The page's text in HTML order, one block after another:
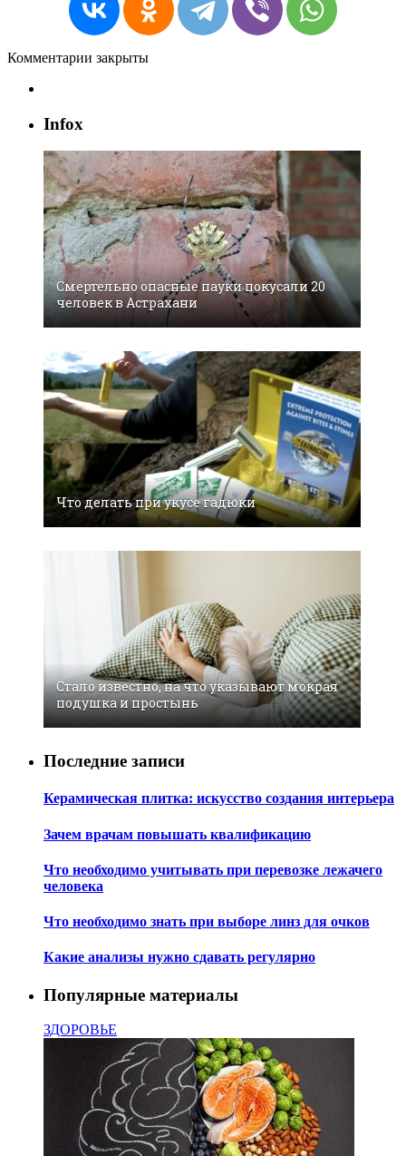
Комментарии закрыты
Infox
Смертельно опасные пауки покусали 20
человек в Астрахани
Что делать при укусе гадюки
Стало известно, на что указывают мокрая
подушка и простынь
Последние записи
Керамическая плитка: искусство создания интерьера
Зачем врачам повышать квалификацию
Что необходимо учитывать при перевозке лежачего
человека
Что необходимо знать при выборе линз для очков
Какие анализы нужно сдавать регулярно
Популярные материалы
ЗДОРОВЬЕ